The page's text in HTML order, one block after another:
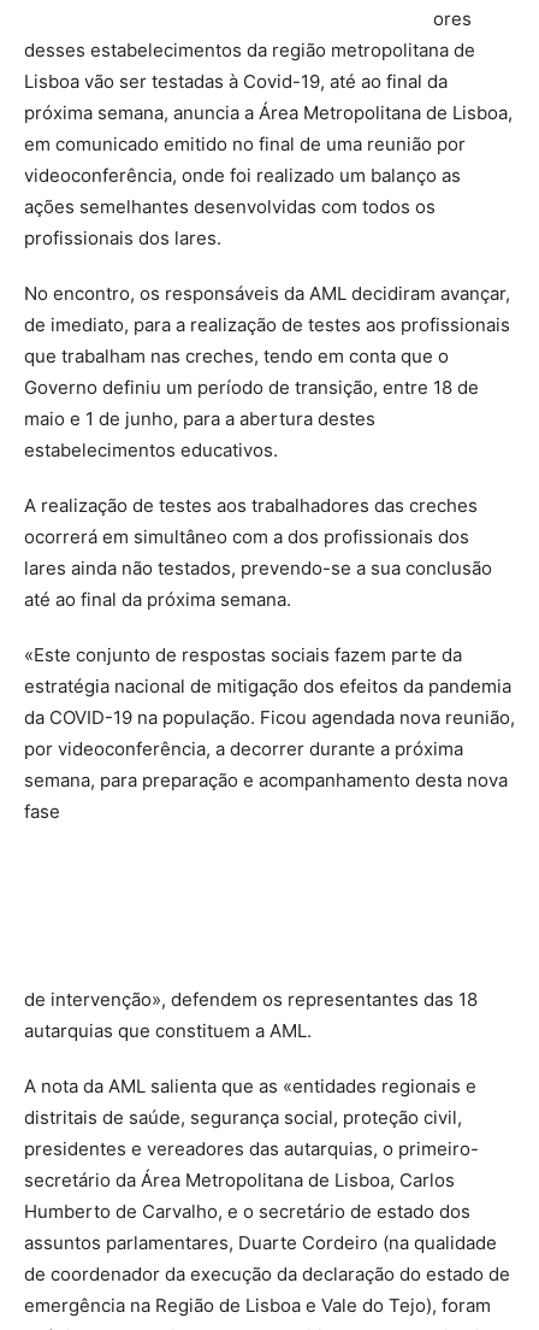
ores
desses estabelecimentos da região metropolitana de
Lisboa vão ser testadas à Covid-19, até ao final da
próxima semana, anuncia a Área Metropolitana de Lisboa,
em comunicado emitido no final de uma reunião por
videoconferência, onde foi realizado um balanço as
ações semelhantes desenvolvidas com todos os
profissionais dos lares.
No encontro, os responsáveis da AML decidiram avançar,
de imediato, para a realização de testes aos profissionais
que trabalham nas creches, tendo em conta que o
Governo definiu um período de transição, entre 18 de
maio e 1 de junho, para a abertura destes
estabelecimentos educativos.
A realização de testes aos trabalhadores das creches
ocorrerá em simultâneo com a dos profissionais dos
lares ainda não testados, prevendo-se a sua conclusão
até ao final da próxima semana.
«Este conjunto de respostas sociais fazem parte da
estratégia nacional de mitigação dos efeitos da pandemia
da COVID-19 na população. Ficou agendada nova reunião,
por videoconferência, a decorrer durante a próxima
semana, para preparação e acompanhamento desta nova
fase
de intervenção», defendem os representantes das 18
autarquias que constituem a AML.
A nota da AML salienta que as «entidades regionais e
distritais de saúde, segurança social, proteção civil,
presidentes e vereadores das autarquias, o primeiro-
secretário da Área Metropolitana de Lisboa, Carlos
Humberto de Carvalho, e o secretário de estado dos
assuntos parlamentares, Duarte Cordeiro (na qualidade
de coordenador da execução da declaração do estado de
emergência na Região de Lisboa e Vale do Tejo), foram